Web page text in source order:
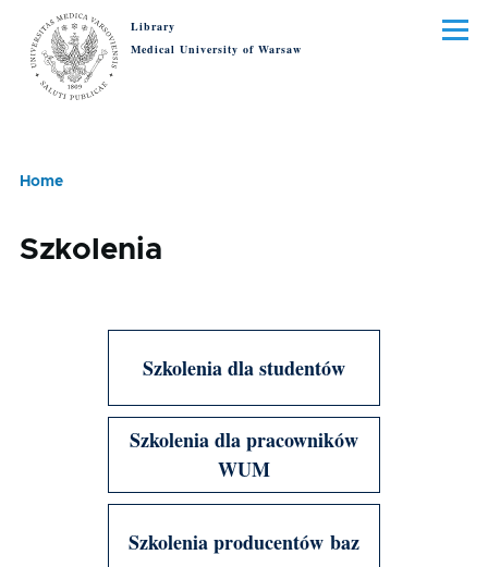
Skip to main content
Library
Medical University of Warsaw
Menu
Home
Szkolenia
Szkolenia dla studentów
Szkolenia dla pracowników
WUM
Szkolenia producentów baz